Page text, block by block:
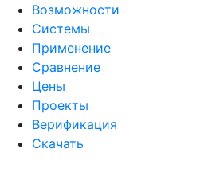
Возможности
Cистемы
Применение
Сравнение
Цены
Проекты
Верификация
Скачать